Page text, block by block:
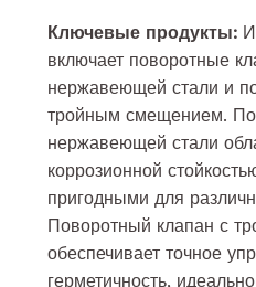
Ключевые продукты:
включает поворотные
нержавеющей стали и
тройным смещением.
нержавеющей стали
коррозионной
пригодными для
Поворотный клапан с
обеспечивает точное
герметичность,